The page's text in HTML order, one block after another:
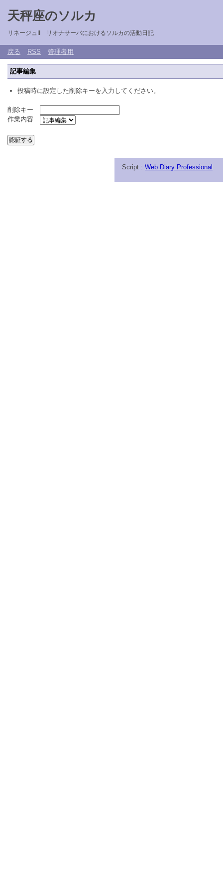
天秤座のソルカ
リネージュII リオナサーバにおけるソルカの活動日記
戻る RSS 管理者用
記事編集
投稿時に設定した削除キーを入力してください。
削除キー
作業内容
Script : Web Diary Professional